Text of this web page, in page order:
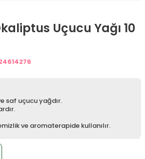
Uçucu Yağı 10
saf uçucu yağdır.
ve aromaterapide kullanılır.